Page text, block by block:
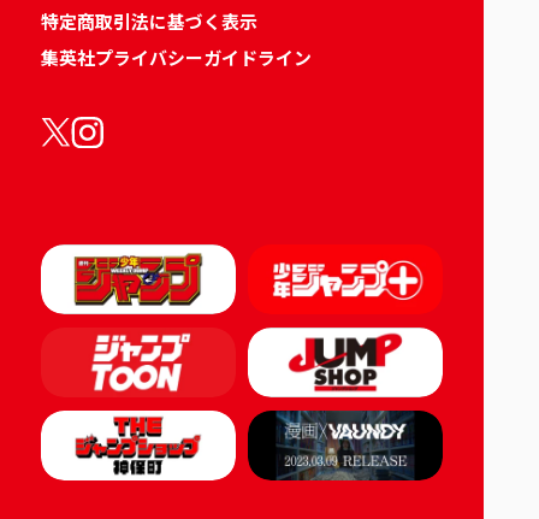
特定商取引法に基づく表示
集英社プライバシーガイドライン